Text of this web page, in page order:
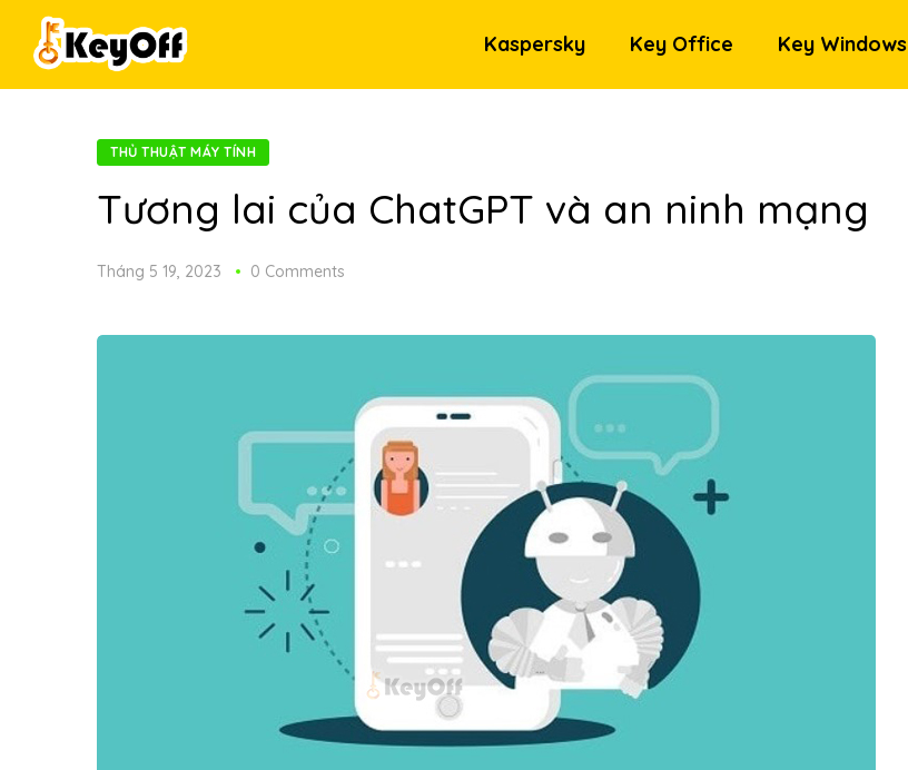
Kaspersky Key Office Key Windows
THỦ THUẬT MÁY TÍNH
Tương lai của ChatGPT và an ninh mạng
Tháng 5 19, 2023 0 Comments